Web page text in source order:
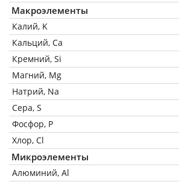
Макроэлементы
Калий, K
Кальций, Ca
Кремний, Si
Магний, Mg
Натрий, Na
Сера, S
Фосфор, P
Хлор, Cl
Микроэлементы
Алюминий, Al